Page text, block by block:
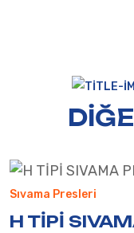
Sıvama Presleri
H TİPİ